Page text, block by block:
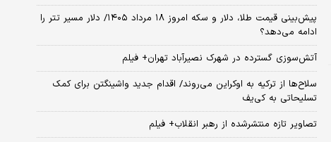
پیش‌بینی قیمت طلا، دلار و سکه امروز ۱۸ مرداد ۱۴۰۵/ دلار مسیر تتر را
ادامه می‌دهد؟
آتش‌سوزی گسترده در شهرک نصیرآباد تهران+ فیلم
سلاح‌ها از ترکیه به اوکراین می‌روند/ اقدام جدید واشینگتن برای کمک
تسلیحاتی به کی‌یف
تصاویر تازه منتشرشده از رهبر انقلاب+ فیلم